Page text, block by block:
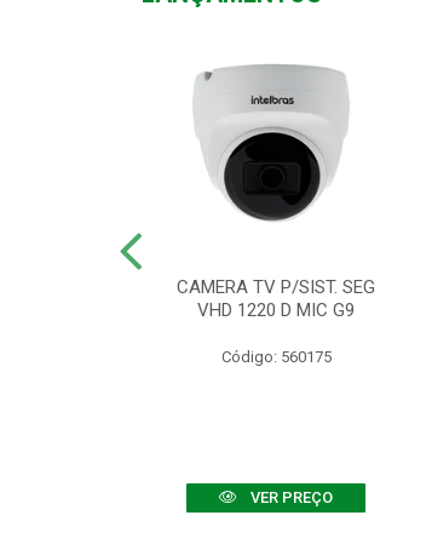
CAMERA TV P/SIST. SEG
VHD 1220 D MIC G9
Código: 560175
VER PREÇO